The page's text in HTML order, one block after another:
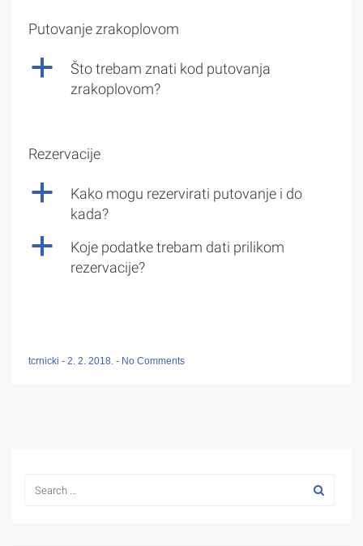
Putovanje zrakoplovom
a
Što trebam znati kod putovanja
zrakoplovom?
Rezervacije
a
Kako mogu rezervirati putovanje i do
kada?
a
Koje podatke trebam dati prilikom
rezervacije?
tcrnicki - 2. 2. 2018. - No Comments